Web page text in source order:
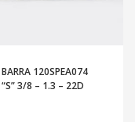
BARRA 120SPEA074
“S” 3/8 – 1.3 – 22D